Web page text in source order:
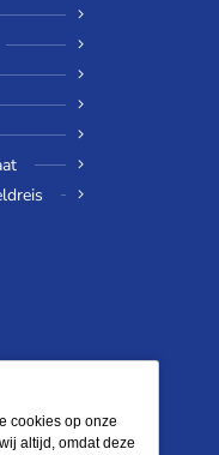
cookies op onze
altijd, omdat deze